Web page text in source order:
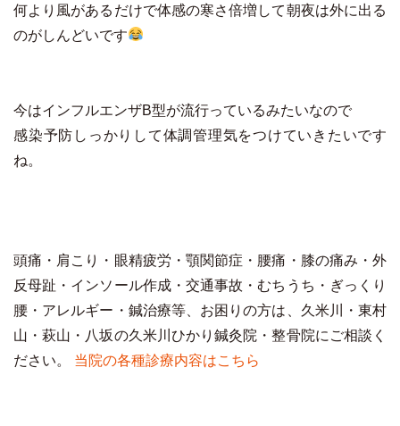
何より風があるだけで体感の寒さ倍増して朝夜は外に出る
のがしんどいです
今はインフルエンザB型が流行っているみたいなので
感染予防しっかりして体調管理気をつけていきたいです
ね。
頭痛・肩こり・眼精疲労・顎関節症・腰痛・膝の痛み・外
反母趾・インソール作成・交通事故・むちうち・ぎっくり
腰・アレルギー・鍼治療等、お困りの方は、久米川・東村
山・萩山・八坂の久米川ひかり鍼灸院・整骨院にご相談く
ださい。 当院の各種診療内容はこちら